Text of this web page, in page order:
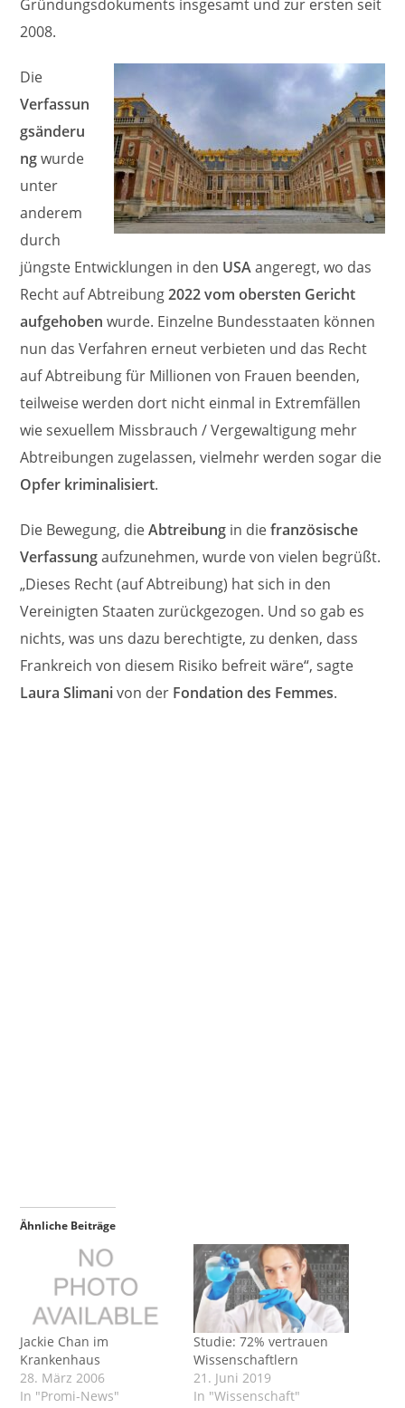
Gründungsdokuments insgesamt und zur ersten seit
2008.
Die
Verfassun
gsänderu
ngwurde
unter
anderem
durch
jüngste Entwicklungen in den USAangeregt, wo das
Recht auf Abtreibung2022 vom obersten Gericht
aufgehoben wurde. Einzelne Bundesstaaten können
nun das Verfahren erneut verbieten und das Recht
auf Abtreibung für Millionen von Frauen beenden,
teilweise werden dort nicht einmal in Extremfällen
wie sexuellem Missbrauch / Vergewaltigung mehr
Abtreibungen zugelassen, vielmehr werden sogar die
Opfer kriminalisiert.
Die Bewegung, dieAbtreibung in diefranzösische
Verfassungaufzunehmen, wurde von vielen begrüßt.
„Dieses Recht (auf Abtreibung) hat sich in den
Vereinigten Staaten zurückgezogen. Und so gab es
nichts, was uns dazu berechtigte, zu denken, dass
Frankreich von diesem Risiko befreit wäre“, sagte
Laura Slimanivon der Fondation des Femmes.
Ähnliche Beiträge
Jackie Chan im
Krankenhaus
28. März 2006
In "Promi-News"
Studie: 72% vertrauen
Wissenschaftlern
21. Juni 2019
In "Wissenschaft"